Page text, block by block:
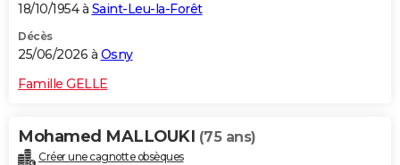
18/10/1954 à Saint-Leu-la-Forêt
Décès
25/06/2026 à Osny
Famille GELLE
Mohamed MALLOUKI (75 ans)
Créer une cagnotte obsèques